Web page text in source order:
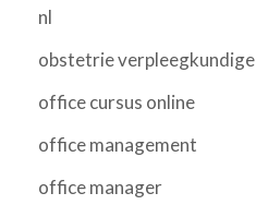
nl
obstetrie verpleegkundige
office cursus online
office management
office manager